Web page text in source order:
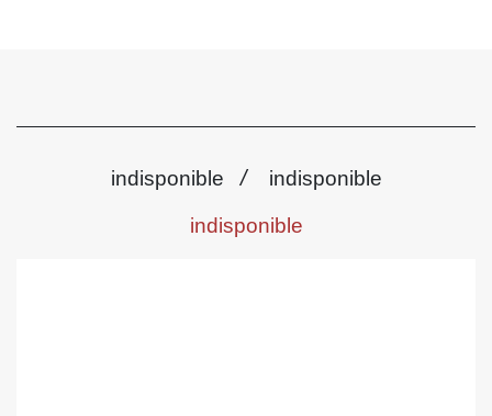
indisponible / indisponible
indisponible